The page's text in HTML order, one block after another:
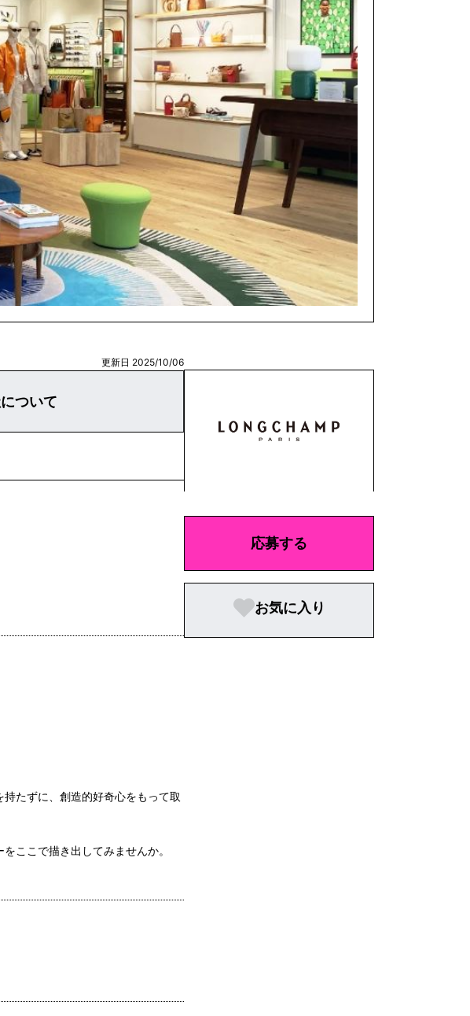
更新日 2025/10/06
ついて
たずに、創造的好奇心をもって取
ここで描き出してみませんか。
応募する
お気に入り